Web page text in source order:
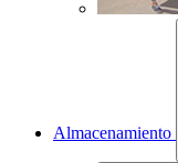
Almacenamiento